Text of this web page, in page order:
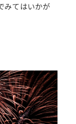
みてはいかが